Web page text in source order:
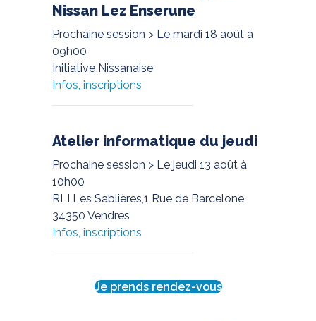
Nissan Lez Enserune
Le mardi 18 août à
09h00
Initiative Nissanaise
Infos, inscriptions
Atelier informatique du jeudi
Le jeudi 13 août à
10h00
RLI Les Sablières,1 Rue de Barcelone
34350 Vendres
Infos, inscriptions
Je prends rendez-vous